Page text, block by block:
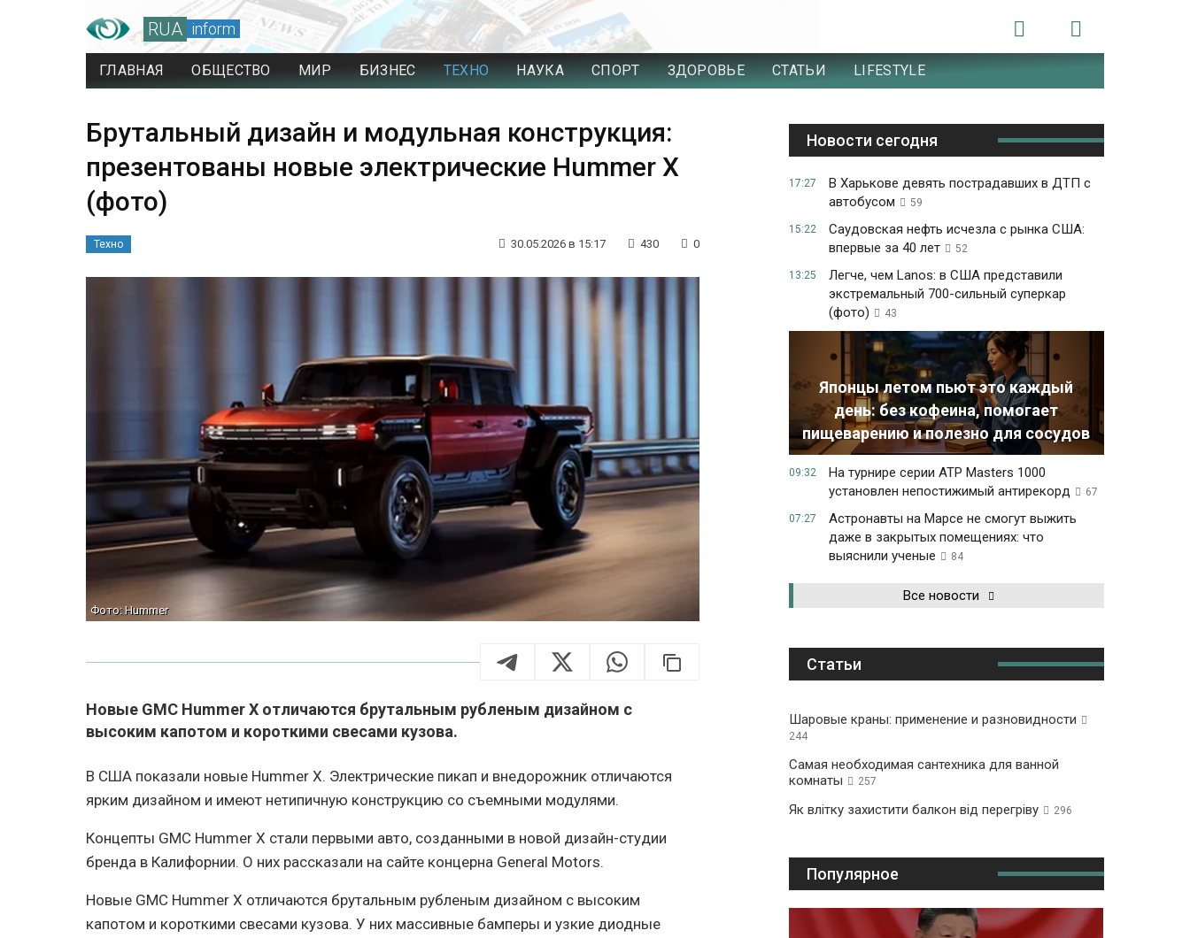
RUA inform
ГЛАВНАЯ ОБЩЕСТВО МИР БИЗНЕС ТЕХНО НАУКА СПОРТ ЗДОРОВЬЕ СТАТЬИ LIFESTYLE
Брутальный дизайн и модульная конструкция:
презентованы новые электрические Hummer X
(фото)
Техно 30.05.2026 в 15:17 430 0
Фото: Hummer
Новые GMC Hummer X отличаются брутальным рубленым дизайном с
высоким капотом и короткими свесами кузова.
В США показали новые Hummer X. Электрические пикап и внедорожник отличаются
ярким дизайном и имеют нетипичную конструкцию со съемными модулями.
Концепты GMC Hummer X стали первыми авто, созданными в новой дизайн-студии
бренда в Калифорнии. О них рассказали на сайте концерна General Motors.
Новые GMC Hummer X отличаются брутальным рубленым дизайном с высоким
капотом и короткими свесами кузова. У них массивные бамперы и узкие диодные
Новости сегодня
17:27
В Харькове девять пострадавших в ДТП с
автобусом
59
15:22
Саудовская нефть исчезла с рынка США:
впервые за 40 лет
52
13:25
Легче, чем Lanos: в США представили
экстремальный 700-сильный суперкар
(фото)
43
Японцы летом пьют это каждый
день: без кофеина, помогает
пищеварению и полезно для сосудов
09:32
На турнире серии ATP Masters 1000
установлен непостижимый антирекорд
67
07:27
Астронавты на Марсе не смогут выжить
даже в закрытых помещениях: что
выяснили ученые
84
Все новости
Статьи
Шаровые краны: применение и разновидности
244
Самая необходимая сантехника для ванной
комнаты
257
Як влітку захистити балкон від перегріву 296
Популярное